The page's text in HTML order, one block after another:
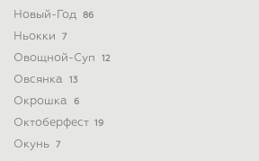
Новый-Год 86
Ньокки 7
Овощной-Суп 12
Овсянка 13
Окрошка 6
Октоберфест 19
Окунь 7